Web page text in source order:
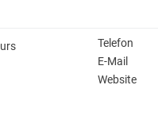
Telefon
E-Mail
Website